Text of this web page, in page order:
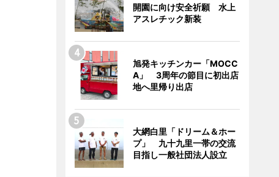
開園に向け安全祈願 水上
アスレチック新装
旭発キッチンカー「MOCC
A」 3周年の節目に初出店
地へ里帰り出店
大網白里「ドリーム＆ホー
プ」 九十九里一帯の交流
目指し一般社団法人設立